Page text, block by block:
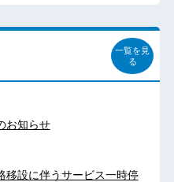
一覧を見
る
お知らせ
移設に伴うサービス一時停